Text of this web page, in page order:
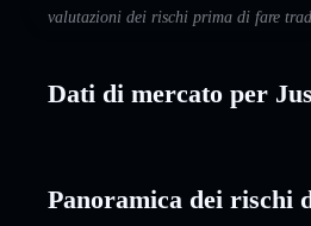
valutazioni dei rischi prima di fare
Dati di mercato per
Panoramica dei rischi